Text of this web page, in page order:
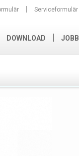
Serviceformulär
JOBB
DOWNLOAD